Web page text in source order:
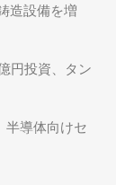
造設備を増
円投資、タン
導体向けセ